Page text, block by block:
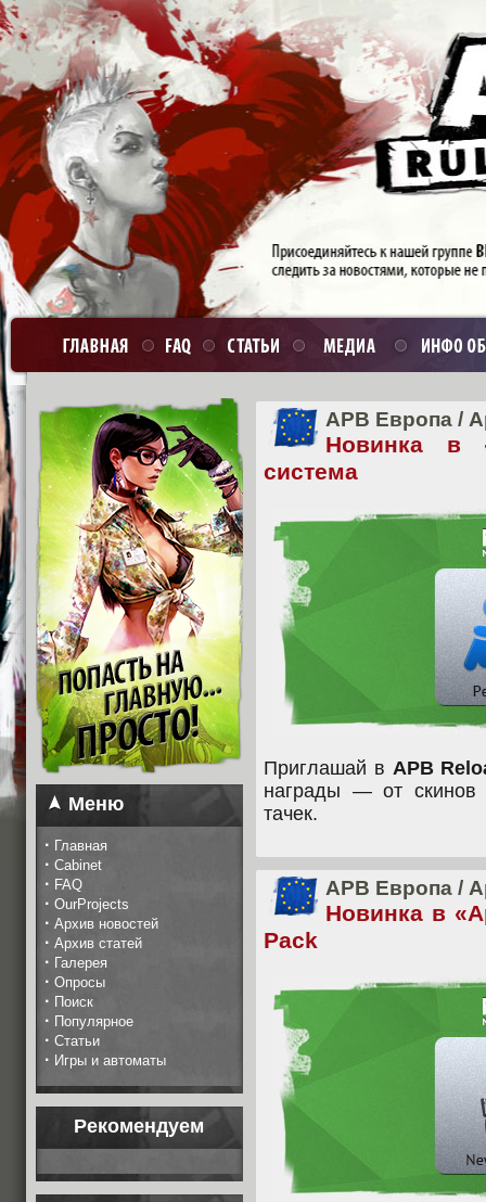
Меню
· Главная
· Cabinet
· FAQ
· OurProjects
· Архив новостей
· Архив статей
· Галерея
· Опросы
· Поиск
· Популярное
· Статьи
· Игры и автоматы
Рекомендуем
APB Европа /
Новинка в
система
Приглашай в APB
награды — от скинов
тачек.
APB Европа /
Новинка в
Pack